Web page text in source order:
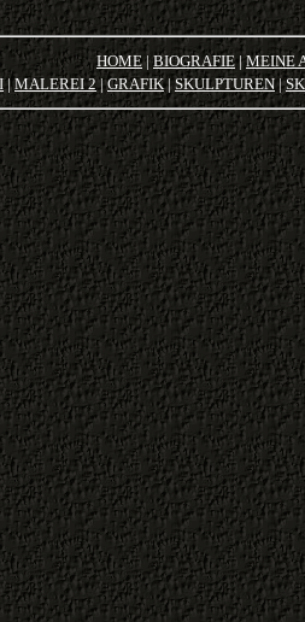
HOME|BIOGRAFIE |MEINE
|MALEREI 2 |GRAFIK|SKULPTUREN|